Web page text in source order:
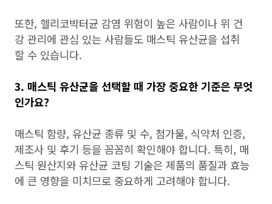
또한, 헬리코박터균 감염 위험이 높은 사람이나 위 건
강 관리에 관심 있는 사람들도 매스틱 유산균을 섭취
할 수 있습니다.
3. 매스틱 유산균을 선택할 때 가장 중요한 기준은 무엇
인가요?
매스틱 함량, 유산균 종류 및 수, 첨가물, 식약처 인증,
제조사 및 후기 등을 꼼꼼히 확인해야 합니다. 특히, 매
스틱 원산지와 유산균 코팅 기술은 제품의 품질과 효능
에 큰 영향을 미치므로 중요하게 고려해야 합니다.